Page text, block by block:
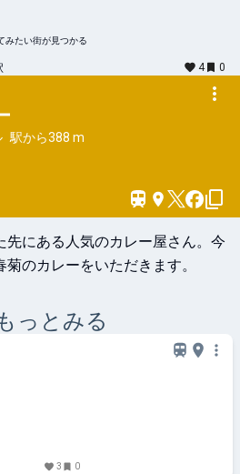
みたい街が見つかる
4
0
駅から388 m
先にある人気のカレー屋さん。今
のカレーをいただきます。
っとみる
3 0